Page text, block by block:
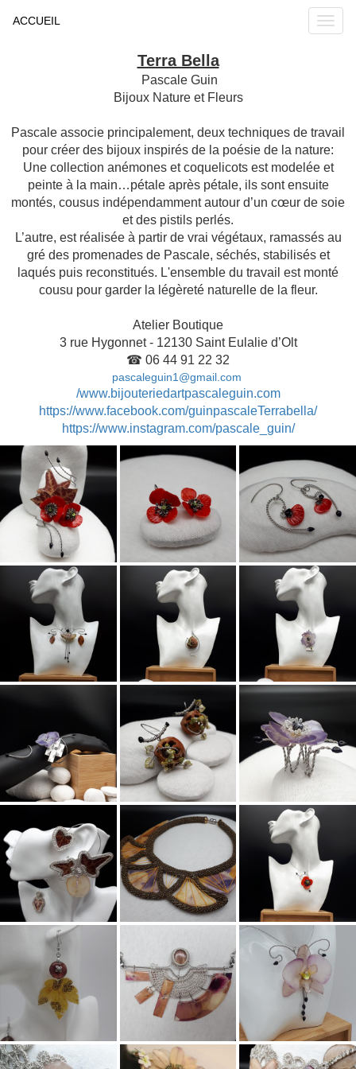
ACCUEIL
Terra Bella
Pascale Guin
Bijoux Nature et Fleurs
Pascale associe principalement, deux techniques de travail
pour créer des bijoux inspirés de la poésie de la nature:
Une collection anémones et coquelicots est modelée et
peinte à la main…pétale après pétale, ils sont ensuite
montés, cousus indépendamment autour d’un cœur de soie
et des pistils perlés.
L’autre, est réalisée à partir de vrai végétaux, ramassés au
gré des promenades de Pascale, séchés, stabilisés et
laqués puis reconstitués. L'ensemble du travail est monté
cousu pour garder la légèreté naturelle de la fleur.
Atelier Boutique
3 rue Hygonnet - 12130 Saint Eulalie d’Olt
☎ 06 44 91 22 32
pascaleguin1@gmail.com
/www.bijouteriedartpascaleguin.com
https://www.facebook.com/guinpascaleTerrabella/
https://www.instagram.com/pascale_guin/